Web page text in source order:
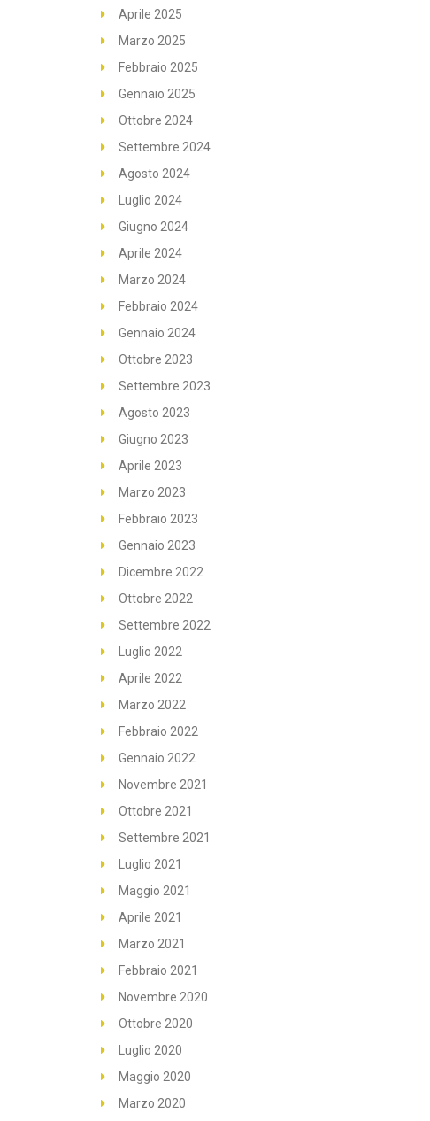
Aprile 2025
Marzo 2025
Febbraio 2025
Gennaio 2025
Ottobre 2024
Settembre 2024
Agosto 2024
Luglio 2024
Giugno 2024
Aprile 2024
Marzo 2024
Febbraio 2024
Gennaio 2024
Ottobre 2023
Settembre 2023
Agosto 2023
Giugno 2023
Aprile 2023
Marzo 2023
Febbraio 2023
Gennaio 2023
Dicembre 2022
Ottobre 2022
Settembre 2022
Luglio 2022
Aprile 2022
Marzo 2022
Febbraio 2022
Gennaio 2022
Novembre 2021
Ottobre 2021
Settembre 2021
Luglio 2021
Maggio 2021
Aprile 2021
Marzo 2021
Febbraio 2021
Novembre 2020
Ottobre 2020
Luglio 2020
Maggio 2020
Marzo 2020